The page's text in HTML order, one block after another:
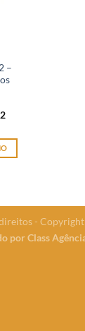
–
-
porClass